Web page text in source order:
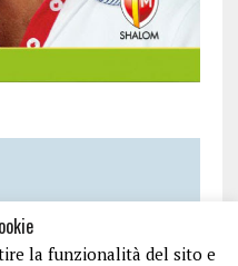
la funzionalità del sito e